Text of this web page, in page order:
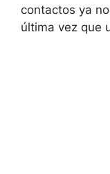
contactos ya
última vez que